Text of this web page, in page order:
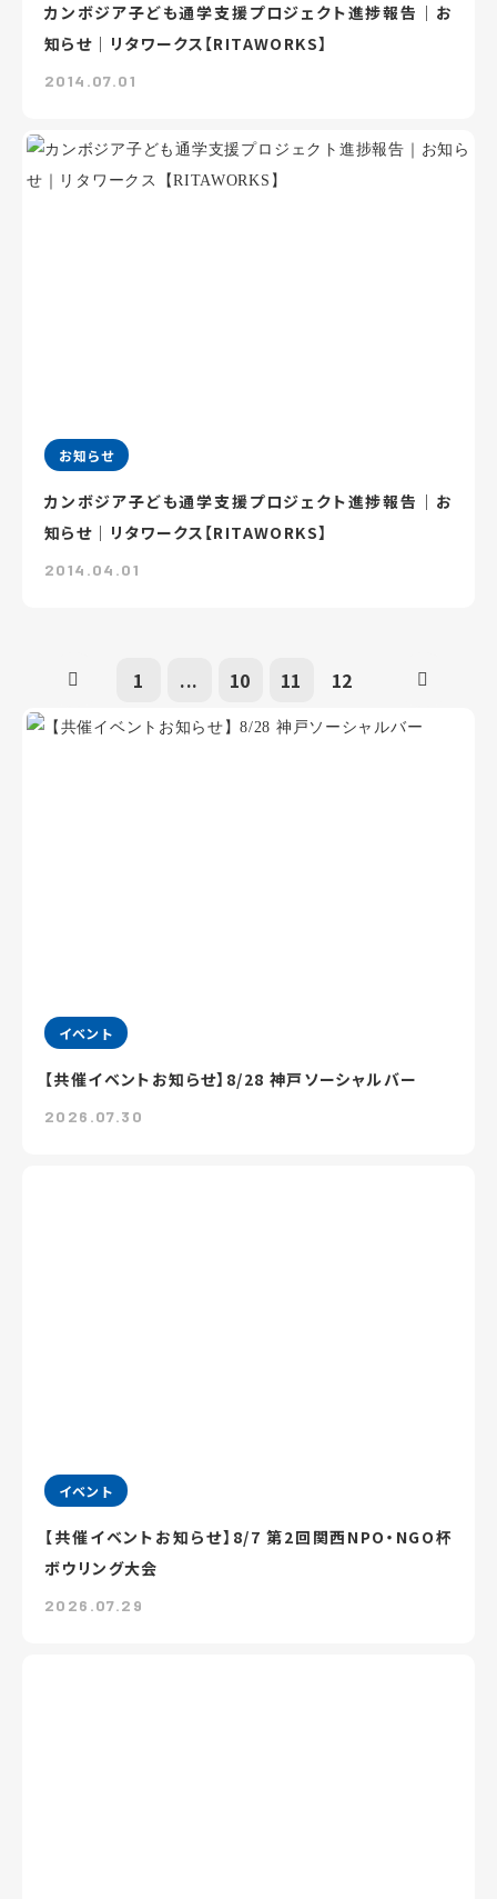
カンボジア子ども通学支援プロジェクト進捗報告｜お
知らせ｜リタワークス【RITAWORKS】
2014.07.01
お知らせ
カンボジア子ども通学支援プロジェクト進捗報告｜お
知らせ｜リタワークス【RITAWORKS】
2014.04.01
1 ... 10 11 12
イベント
【共催イベントお知らせ】8/28 神戸ソーシャルバー
2026.07.30
イベント
【共催イベントお知らせ】8/7 第2回関西NPO・NGO杯
ボウリング大会
2026.07.29